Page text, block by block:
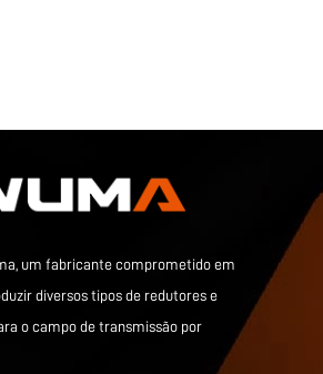
um fabricante comprometido em
diversos tipos de redutores e
o campo de transmissão por